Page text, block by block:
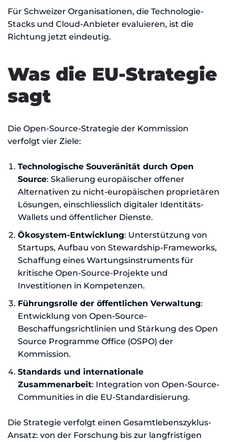
Für Schweizer Organisationen, die Technologie-
Stacks und Cloud-Anbieter evaluieren, ist die
Richtung jetzt eindeutig.
Was die EU-Strategie
sagt
Die Open-Source-Strategie der Kommission
verfolgt vier Ziele:
Technologische Souveränität durch Open
Source: Skalierung europäischer offener
Alternativen zu nicht-europäischen proprietären
Lösungen, einschliesslich digitaler Identitäts-
Wallets und öffentlicher Dienste.
Ökosystem-Entwicklung: Unterstützung von
Startups, Aufbau von Stewardship-Frameworks,
Schaffung eines Wartungsinstruments für
kritische Open-Source-Projekte und
Investitionen in Kompetenzen.
Führungsrolle der öffentlichen Verwaltung:
Entwicklung von Open-Source-
Beschaffungsrichtlinien und Stärkung des Open
Source Programme Office (OSPO) der
Kommission.
Standards und internationale
Zusammenarbeit: Integration von Open-Source-
Communities in die EU-Standardisierung.
Die Strategie verfolgt einen Gesamtlebenszyklus-
Ansatz: von der Forschung bis zur langfristigen